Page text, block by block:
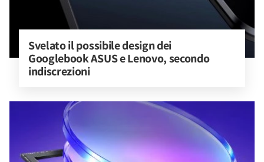
Svelato il possibile design dei
Googlebook ASUS e Lenovo, secondo
indiscrezioni